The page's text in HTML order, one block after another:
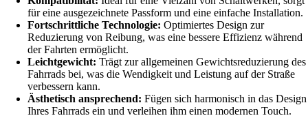
für eine ausgezeichnete Passform und eine einfache Installation.
Fortschrittliche Technologie: Optimiertes Design zur
Reduzierung von Reibung, was eine bessere Effizienz während
der Fahrten ermöglicht.
Leichtgewicht: Trägt zur allgemeinen Gewichtsreduzierung des
Fahrrads bei, was die Wendigkeit und Leistung auf der Straße
verbessern kann.
Ästhetisch ansprechend: Fügen sich harmonisch in das Design
Ihres Fahrrads ein und verleihen ihm einen modernen Touch.